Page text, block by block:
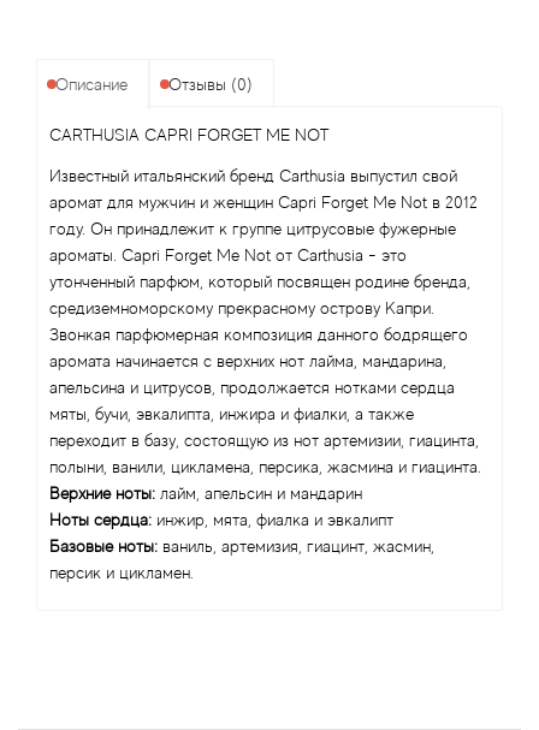
Описание Отзывы (0)
CARTHUSIA CAPRI FORGET ME NOT
Известный итальянский бренд Carthusia выпустил свой
аромат для мужчин и женщин Capri Forget Me Not в 2012
году. Он принадлежит к группе цитрусовые фужерные
ароматы. Capri Forget Me Not от Carthusia - это
утонченный парфюм, который посвящен родине бренда,
средиземноморскому прекрасному острову Капри.
Звонкая парфюмерная композиция данного бодрящего
аромата начинается с верхних нот лайма, мандарина,
апельсина и цитрусов, продолжается нотками сердца
мяты, бучи, эвкалипта, инжира и фиалки, а также
переходит в базу, состоящую из нот артемизии, гиацинта,
полыни, ванили, цикламена, персика, жасмина и гиацинта.
Верхние ноты: лайм, апельсин и мандарин
Ноты сердца: инжир, мята, фиалка и эвкалипт
Базовые ноты: ваниль, артемизия, гиацинт, жасмин,
персик и цикламен.
Antonia's Flowers
Antonio Banderas
Antonio Puig
Antonio Visconti
Aquolina
Arabesque Perfumes
Arabiyat
Aramis
Ariana Grande